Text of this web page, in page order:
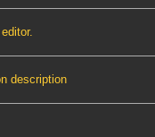
description